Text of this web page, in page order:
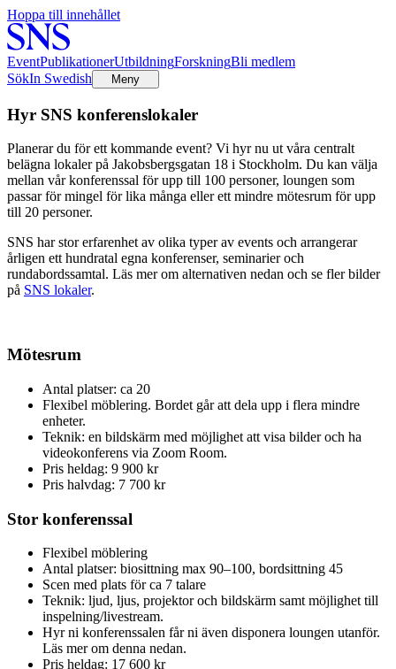
Hoppa till innehållet
EventPublikationerUtbildningForskningBli medlem
SökIn Swedish Meny
Hyr SNS konferenslokaler
Planerar du för ett kommande event? Vi hyr nu ut våra centralt
belägna lokaler på Jakobsbergsgatan 18 i Stockholm. Du kan välja
mellan vår konferenssal för upp till 100 personer, loungen som
passar för mingel för lika många eller ett mindre mötesrum för upp
till 20 personer.
SNS har stor erfarenhet av olika typer av events och arrangerar
årligen ett hundratal egna konferenser, seminarier och
rundabordssamtal. Läs mer om alternativen nedan och se fler bilder
på SNS lokaler.
Mötesrum
Antal platser: ca 20
Flexibel möblering. Bordet går att dela upp i flera mindre
enheter.
Teknik: en bildskärm med möjlighet att visa bilder och ha
videokonferens via Zoom Room.
Pris heldag: 9 900 kr
Pris halvdag: 7 700 kr
Stor konferenssal
Flexibel möblering
Antal platser: biosittning max 90–100, bordsittning 45
Scen med plats för ca 7 talare
Teknik: ljud, ljus, projektor och bildskärm samt möjlighet till
inspelning/livestream.
Hyr ni konferenssalen får ni även disponera loungen utanför.
Läs mer om denna nedan.
Pris heldag: 17 600 kr